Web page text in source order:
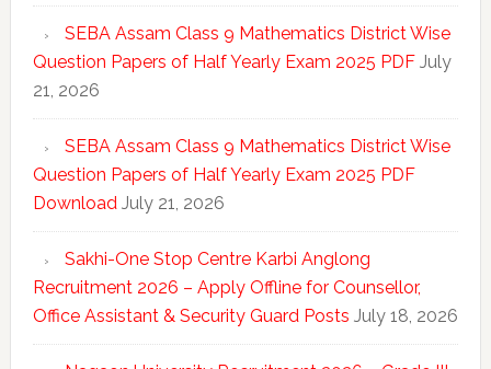
SEBA Assam Class 9 Mathematics District Wise
Question Papers of Half Yearly Exam 2025 PDF July
21, 2026
SEBA Assam Class 9 Mathematics District Wise
Question Papers of Half Yearly Exam 2025 PDF
Download July 21, 2026
Sakhi-One Stop Centre Karbi Anglong
Recruitment 2026 – Apply Offline for Counsellor,
Office Assistant & Security Guard Posts July 18, 2026